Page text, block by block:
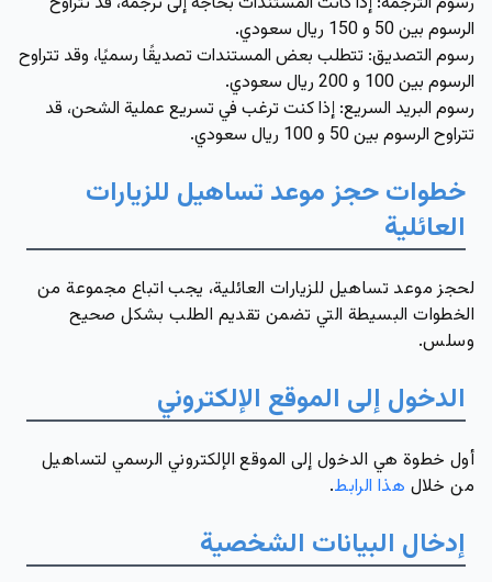
الرسوم بين 50 و 150 ريال سعودي.
رسوم التصديق: تتطلب بعض المستندات تصديقًا رسميًا، وقد تتراوح
الرسوم بين 100 و 200 ريال سعودي.
رسوم البريد السريع: إذا كنت ترغب في تسريع عملية الشحن، قد
تتراوح الرسوم بين 50 و 100 ريال سعودي.
خطوات حجز موعد تساهيل للزيارات
العائلية
لحجز موعد تساهيل للزيارات العائلية، يجب اتباع مجموعة من
الخطوات البسيطة التي تضمن تقديم الطلب بشكل صحيح
وسلس.
الدخول إلى الموقع الإلكتروني
أول خطوة هي الدخول إلى الموقع الإلكتروني الرسمي لتساهيل
من خلال هذا الرابط.
إدخال البيانات الشخصية